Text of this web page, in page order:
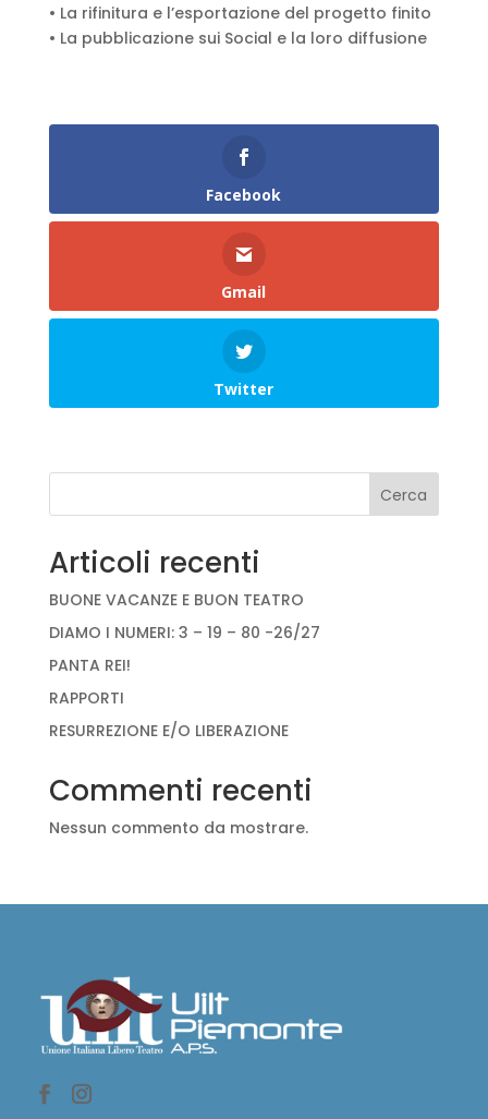
• La rifinitura e l’esportazione del progetto finito
• La pubblicazione sui Social e la loro diffusione
Facebook
Gmail
Twitter
Cerca
Articoli recenti
BUONE VACANZE E BUON TEATRO
DIAMO I NUMERI: 3 – 19 – 80 -26/27
PANTA REI!
RAPPORTI
RESURREZIONE E/O LIBERAZIONE
Commenti recenti
Nessun commento da mostrare.